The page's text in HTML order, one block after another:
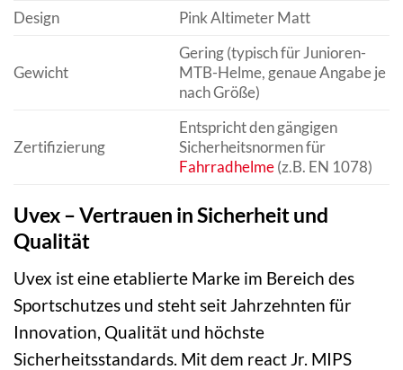
Design
Pink Altimeter Matt
Gewicht
Gering (typisch für Junioren-
MTB-Helme, genaue Angabe je
nach Größe)
Zertifizierung
Entspricht den gängigen
Sicherheitsnormen für
Fahrradhelme(z.B. EN 1078)
Uvex – Vertrauen in Sicherheit und
Qualität
Uvex ist eine etablierte Marke im Bereich des
Sportschutzes und steht seit Jahrzehnten für
Innovation, Qualität und höchste
Sicherheitsstandards. Mit dem react Jr. MIPS